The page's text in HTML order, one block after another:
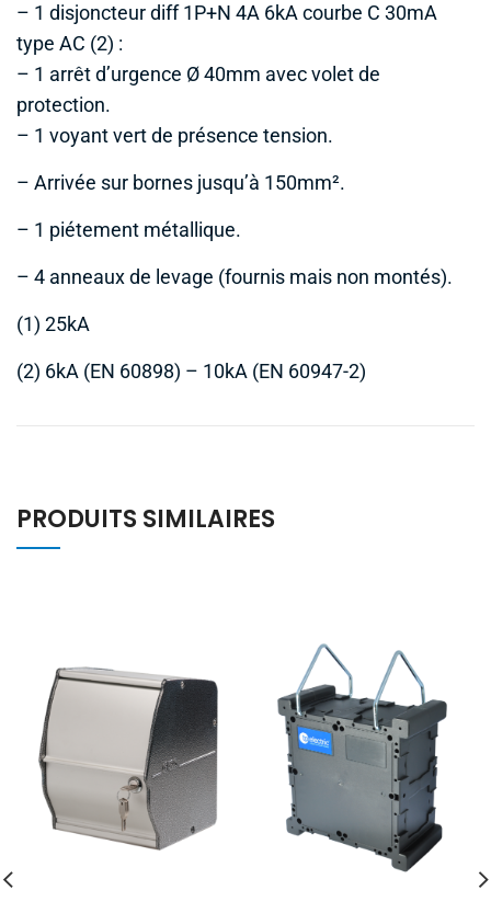
– 1 disjoncteur diff 1P+N 4A 6kA courbe C 30mA
type AC (2) :
– 1 arrêt d’urgence Ø 40mm avec volet de
protection.
– 1 voyant vert de présence tension.
– Arrivée sur bornes jusqu’à 150mm².
– 1 piétement métallique.
– 4 anneaux de levage (fournis mais non montés).
(1) 25kA
(2) 6kA (EN 60898) – 10kA (EN 60947-2)
PRODUITS SIMILAIRES